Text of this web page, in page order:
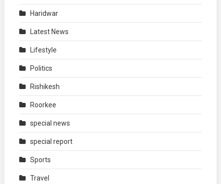
Haridwar
Latest News
Lifestyle
Politics
Rishikesh
Roorkee
special news
special report
Sports
Travel